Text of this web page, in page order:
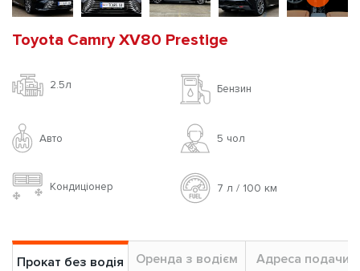
Toyota Camry XV80 Prestige
2.5л Бензин
Авто 5 чoл
Кондиціонер 7 л / 100 км
Прокат без водія Оренда з водієм Адреса подачи